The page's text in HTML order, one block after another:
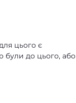
цього є
були до цього, або